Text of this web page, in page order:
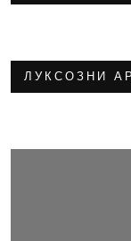
ЛУКСОЗНИ